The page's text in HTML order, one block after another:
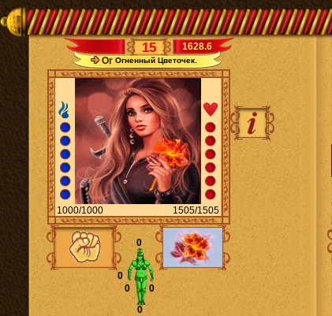
15
1628.6
OrОгненный Цветочек.
1000/1000 1505/1505
0
0
0
0 0